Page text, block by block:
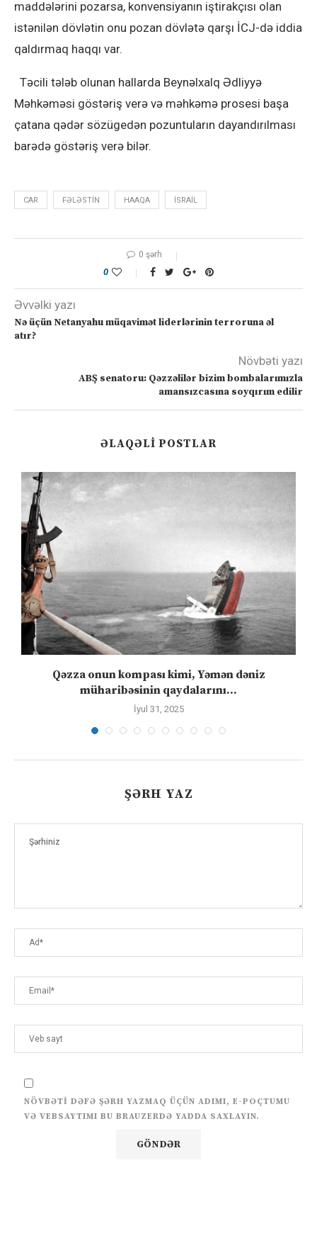
maddələrini pozarsa, konvensiyanın iştirakçısı olan
istənilən dövlətin onu pozan dövlətə qarşı İCJ-də iddia
qaldırmaq haqqı var.
Təcili tələb olunan hallarda Beynəlxalq Ədliyyə
Məhkəməsi göstəriş verə və məhkəmə prosesi başa
çatana qədər sözügedən pozuntuların dayandırılması
barədə göstəriş verə bilər.
CAR FƏLƏSTIN HAAQA ISRAIL
0 şərh
0
Əvvəlki yazı
Nə üçün Netanyahu müqavimət liderlərinin terroruna əl
atır?
Növbəti yazı
ABŞ senatoru: Qəzzəlilər bizim bombalarımızla
amansızcasına soyqırım edilir
ƏLAQƏLI POSTLAR
Qəzza onun kompası kimi, Yəmən dəniz
müharibəsinin qaydalarını...
İyul 31, 2025
ŞƏRH YAZ
NÖVBƏTI DƏFƏ ŞƏRH YAZMAQ ÜÇÜN ADIMI, E-POÇTUMU
VƏ VEBSAYTIMI BU BRAUZERDƏ YADDA SAXLAYIN.